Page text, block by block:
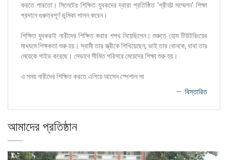
করতে পারতো। সিলেটের শিক্ষিত যুবকদের দ্বারা প্রতিষ্ঠিত 'শ্রীহট্ট সম্মেলন' শিক্ষা
প্রদানে গুরুত্বপূর্ণ ভূমিকা পালন করেন।
শিক্ষিত যুবকরাই নারীদের শিক্ষিত করার শপথ নিয়েছিলেন। শুরুতে হোম টিউটরিংয়ের
মাধ্যমে শিক্ষকতা শুরু হয়। স্বামী তার স্ত্রীকে শিখিয়েছেন, ভাই তার বোনকে, বাবা তার
মেয়েকে গাইড করেছে। সেভাবে সীমিত পরিসরে মেয়েদের শিক্ষা শুরু হয়।
এ সময় নারীদের শিক্ষিত করতে এগিয়ে আসেন স্পেশাল সা
বিস্তারিত
আমাদের প্রতিষ্ঠান